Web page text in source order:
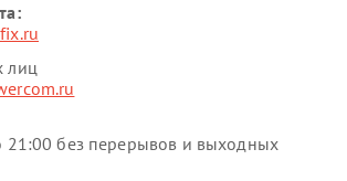
лиц
без перерывов и выходных